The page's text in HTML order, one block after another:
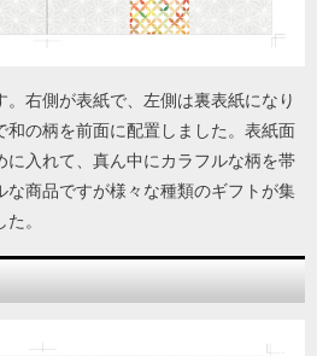
。右側が表紙で、左側は裏表紙になり
和の柄を前面に配置しました。表紙面
に入れて、真ん中にカラフルな柄を帯
な商品ですが様々な種類のギフトが集
。